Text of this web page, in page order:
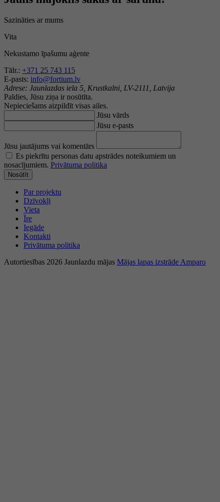
Sazināties ar mums
Vita
Nekustamo īpašumu aģente
Tālr.: +371 25 743 115
E-pasts: info@fortium.lv
Adrese: Jaunlazdas iela 5, Krustkalni, LV-2111, Latvija
Paldies, Jūsu ziņa ir nosūtīta.
Nepieciešams aizpildīt visas ailes.
Jūsu vārds
Jūsu e-pasts
Jūsu jautājums vai komentārs
Es piekrītu personas datu apstrādes noteikumiem un
nosacījumiem. Privātuma politika
Nosūtīt
Par projektu
Dzīvokļi
Vieta
Īre
Iegāde
Kontakti
Privātuma politika
Autortiesības 2026 Jaunlazdu mājas Mājas lapas izstrāde Amparo